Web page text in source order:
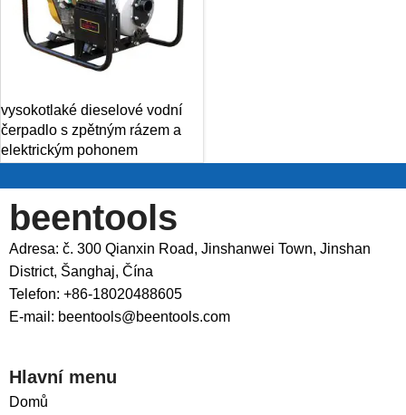
vysokotlaké dieselové vodní
čerpadlo s zpětným rázem a
elektrickým pohonem
beentools
Adresa: č. 300 Qianxin Road, Jinshanwei Town, Jinshan
District, Šanghaj, Čína
Telefon: +86-18020488605
E-mail: beentools@beentools.com
Hlavní menu
Domů